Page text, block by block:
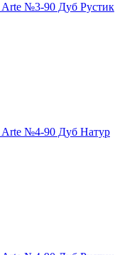
№3-90 Дуб Рустик
№4-90 Дуб Натур